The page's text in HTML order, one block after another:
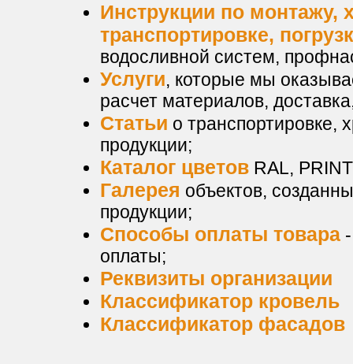
Инструкции по монтажу,
транспортировке,
водосливной систем,
Услуги, которые мы
расчет материалов,
Статьи о транспортировке,
продукции;
Каталог цветовRAL,
Галерея объектов,
продукции;
Способы оплаты товара-
оплаты;
Реквизиты организации
Классификатор кровель
Классификатор фасадов